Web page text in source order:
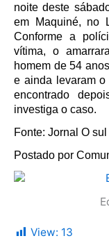
noite deste
em Maquiné, no
Conforme a
vítima, o
homem de 54
e ainda levaram
encontrado
investiga o caso.
Fonte: Jornal O sul
Postado por
View: 13